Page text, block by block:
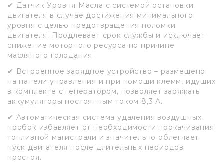
✔ Датчик Уровня Масла с системой остановки
двигателя в случае достижения минимального
уровня с целью предотвращения поломки
двигателя. Продлевает срок службы и исключает
снижение моторного ресурса по причине
масляного голодания.
✔ Встроенное зарядное устройство – размещено
на панели управления и при помощи клемм, идущих
в комплекте с генератором, позволяет заряжать
аккумуляторы постоянным током 8,3 А.
✔ Автоматическая система удаления воздушных
пробок избавляет от необходимости прокачивания
топливной магистрали и значительно облегчает
пуск двигателя после длительных периодов
простоя.